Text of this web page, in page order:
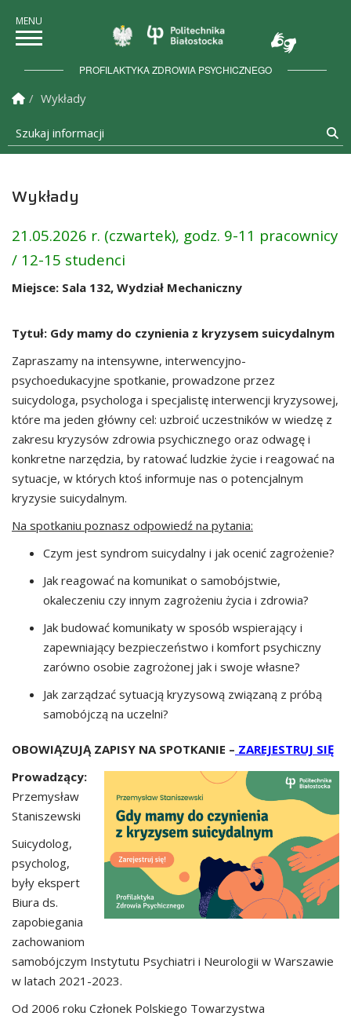
Politechnika
PROFILAKTYKA ZDROWIA PSYCHICZNEGO
Strona Główna
Wykłady
Szukaj informacji
Wykłady
21.05.2026 r. (czwartek), godz. 9-11 pracownicy
/ 12-15 studenci
Miejsce: Sala 132, Wydział Mechaniczny
Tytuł: Gdy mamy do czynienia z kryzysem suicydalnym
Zapraszamy na intensywne, interwencyjno-
psychoedukacyjne spotkanie, prowadzone przez
suicydologa, psychologa i specjalistę interwencji kryzysowej,
które ma jeden główny cel: uzbroić uczestników w wiedzę z
zakresu kryzysów zdrowia psychicznego oraz odwagę i
konkretne narzędzia, by ratować ludzkie życie i reagować na
sytuacje, w których ktoś informuje nas o potencjalnym
kryzysie suicydalnym.
Na spotkaniu poznasz odpowiedź na pytania:
Czym jest syndrom suicydalny i jak ocenić zagrożenie?
Jak reagować na komunikat o samobójstwie,
okaleczeniu czy innym zagrożeniu życia i zdrowia?
Jak budować komunikaty w sposób wspierający i
zapewniający bezpieczeństwo i komfort psychiczny
zarówno osobie zagrożonej jak i swoje własne?
Jak zarządzać sytuacją kryzysową związaną z próbą
samobójczą na uczelni?
OBOWIĄZUJĄ ZAPISY NA SPOTKANIE – ZAREJESTRUJ SIĘ
Prowadzący:
Przemysław
Staniszewski
Suicydolog,
psycholog,
były ekspert
Biura ds.
zapobiegania
zachowaniom
samobójczym Instytutu Psychiatri i Neurologii w Warszawie
w latach 2021-2023.
Od 2006 roku Członek Polskiego Towarzystwa